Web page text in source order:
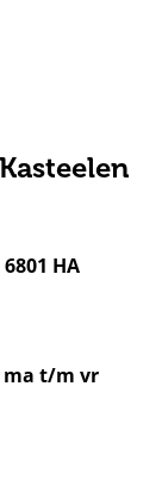
HA
ma t/m vr